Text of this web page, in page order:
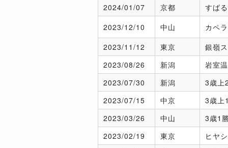
2024/01/07 京都
すば
2023/12/10 中山
カペ
2023/11/12 東京
銀嶺
2023/08/26 新潟
岩室
2023/07/30 新潟
3歳上
2023/07/15 中京
3歳上
2023/03/26 中山
3歳1
2023/02/19 東京
ヒヤ